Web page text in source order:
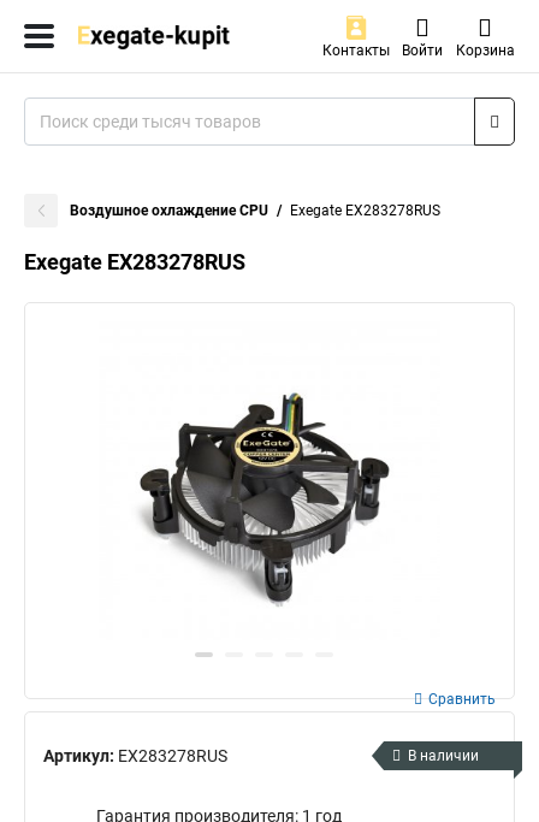
Контакты Войти Корзина
Воздушное охлаждение CPU Exegate EX283278RUS
Exegate EX283278RUS
Артикул: EX283278RUS
Сравнить
В наличии
Гарантия производителя: 1 год